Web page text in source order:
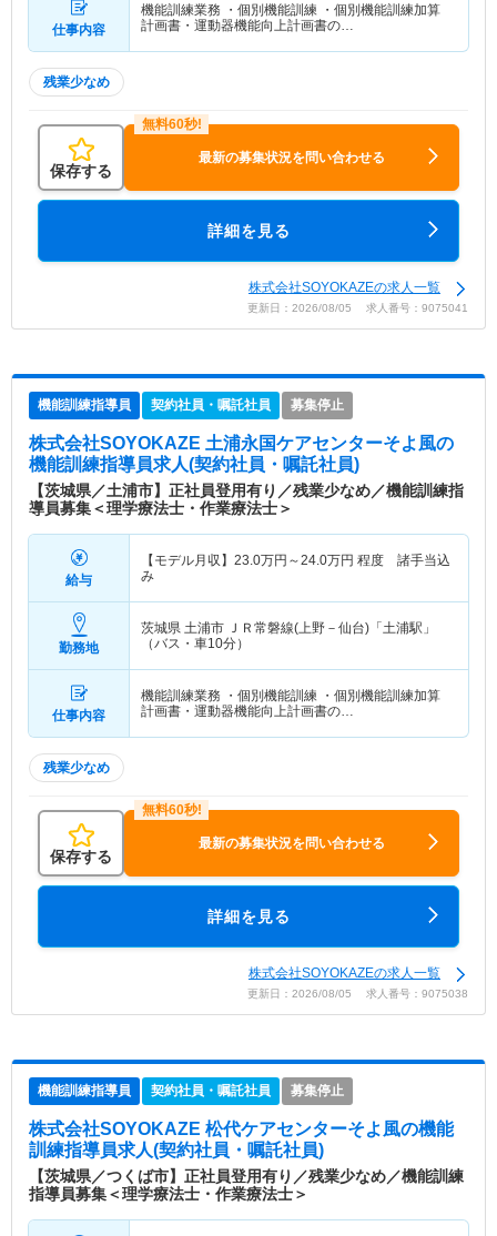
仕事内容
機能訓練業務 ・個別機能訓練 ・個別機能訓練加算
計画書・運動器機能向上計画書の…
残業少なめ
保存する
最新の募集状況を問い合わせる
詳細を見る
株式会社SOYOKAZEの求人一覧
更新日：2026/08/05 求人番号：9075041
機能訓練指導員 契約社員・嘱託社員 募集停止
株式会社SOYOKAZE 土浦永国ケアセンターそよ風の
機能訓練指導員求人(契約社員・嘱託社員)
【茨城県／土浦市】正社員登用有り／残業少なめ／機能訓練指
導員募集＜理学療法士・作業療法士＞
給与
【モデル月収】 23.0万円～24.0万円 程度 諸手当込
み
勤務地
茨城県 土浦市 ＪＲ常磐線(上野－仙台)「土浦駅」
（バス・車10分）
仕事内容
機能訓練業務 ・個別機能訓練 ・個別機能訓練加算
計画書・運動器機能向上計画書の…
残業少なめ
保存する
最新の募集状況を問い合わせる
詳細を見る
株式会社SOYOKAZEの求人一覧
更新日：2026/08/05 求人番号：9075038
機能訓練指導員 契約社員・嘱託社員 募集停止
株式会社SOYOKAZE 松代ケアセンターそよ風の機能
訓練指導員求人(契約社員・嘱託社員)
【茨城県／つくば市】正社員登用有り／残業少なめ／機能訓練
指導員募集＜理学療法士・作業療法士＞